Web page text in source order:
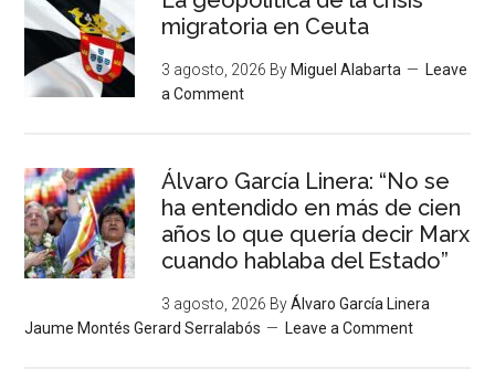
migratoria en Ceuta
3 agosto, 2026 By Miguel Alabarta
Leave
a Comment
Álvaro García Linera: “No se
ha entendido en más de cien
años lo que quería decir Marx
cuando hablaba del Estado”
3 agosto, 2026 ByÁlvaro García Linera
Jaume Montés Gerard Serralabós
Leave a Comment